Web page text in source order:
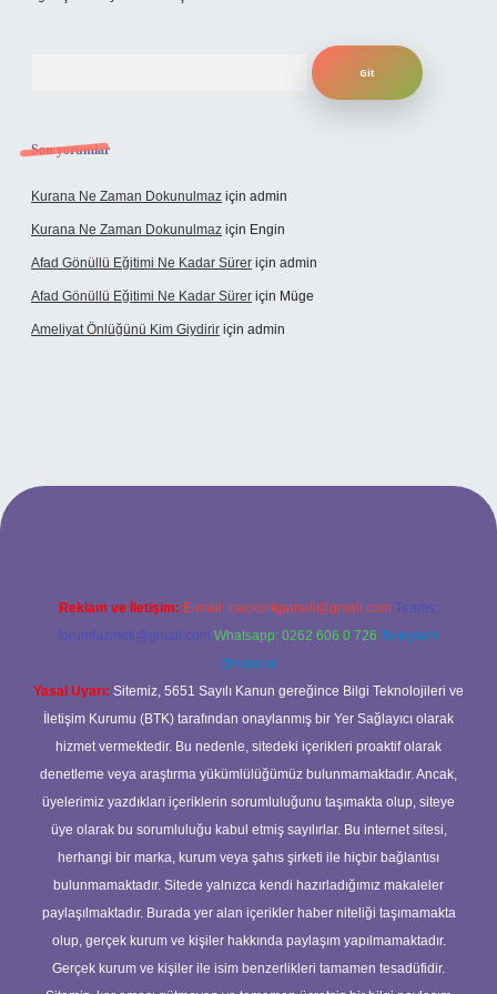
Son yorumlar
Kurana Ne Zaman Dokunulmaz için admin
Kurana Ne Zaman Dokunulmaz için Engin
Afad Gönüllü Eğitimi Ne Kadar Sürer için admin
Afad Gönüllü Eğitimi Ne Kadar Sürer için Müge
Ameliyat Önlüğünü Kim Giydirir için admin
giriş
Reklam ve İletişim: E-mail: backlinkpaneli@gmail.com Teams:
forumhizmeti@gmail.com Whatsapp: 0262 606 0 726 Telegram:
@karabul
Yasal Uyarı: Sitemiz, 5651 Sayılı Kanun gereğince Bilgi Teknolojileri ve
İletişim Kurumu (BTK) tarafından onaylanmış bir Yer Sağlayıcı olarak
hizmet vermektedir. Bu nedenle, sitedeki içerikleri proaktif olarak
denetleme veya araştırma yükümlülüğümüz bulunmamaktadır. Ancak,
üyelerimiz yazdıkları içeriklerin sorumluluğunu taşımakta olup, siteye
üye olarak bu sorumluluğu kabul etmiş sayılırlar. Bu internet sitesi,
herhangi bir marka, kurum veya şahıs şirketi ile hiçbir bağlantısı
bulunmamaktadır. Sitede yalnızca kendi hazırladığımız makaleler
paylaşılmaktadır. Burada yer alan içerikler haber niteliği taşımamakta
olup, gerçek kurum ve kişiler hakkında paylaşım yapılmamaktadır.
Gerçek kurum ve kişiler ile isim benzerlikleri tamamen tesadüfidir.